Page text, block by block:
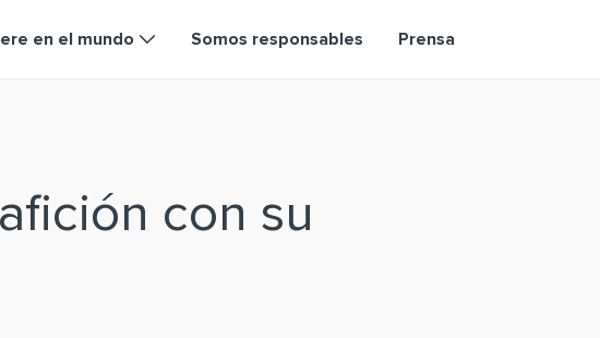
en el mundo Somos responsables Prensa
con su